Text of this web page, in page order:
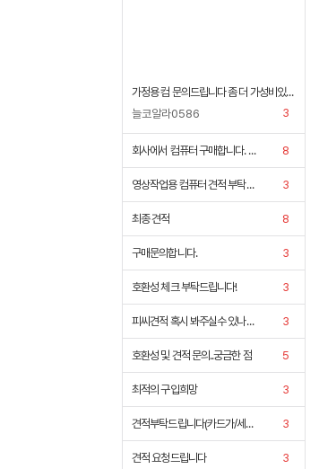
늘코알라0586 3
회사에서 컴퓨터 구매합니다. 사진에 나와있는 스펙으로 2대 구매할려고 합니다 연락 부탁드려요 8
영상작업용 컴퓨터 견적 부탁드립니다. 3
최종 견적 8
구매문의합니다. 3
호환성 체크 부탁드립니다! 3
피씨견적 혹시 봐주실수 있나요 피드백 환영 3
호환성 및 견적 문의..궁금한 점 5
최적의 구입희망 3
견적부탁드립니다(카드가/세금계산서가) 3
견적 요청드립니다 3